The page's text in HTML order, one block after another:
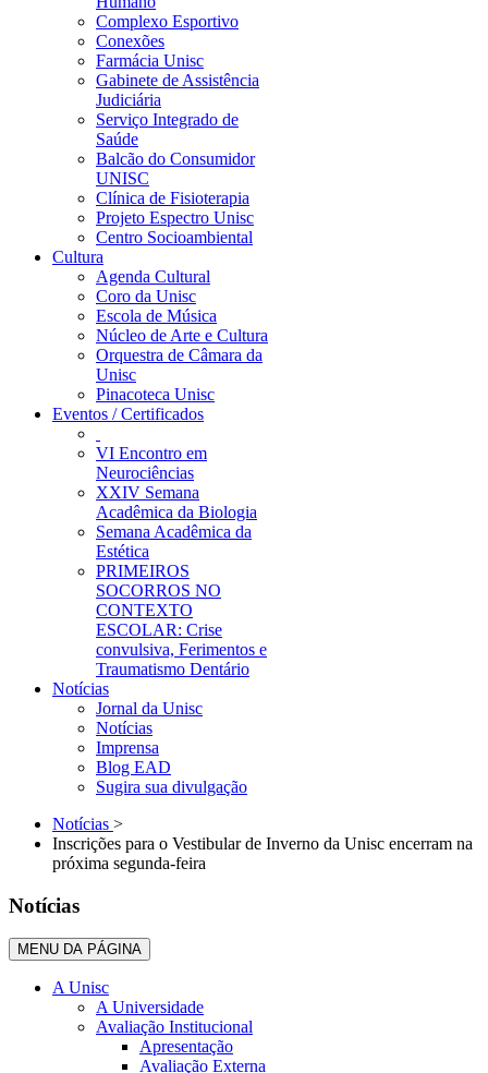
Complexo Esportivo
Conexões
Farmácia Unisc
Gabinete de Assistência
Judiciária
Serviço Integrado de
Saúde
Balcão do Consumidor
UNISC
Clínica de Fisioterapia
Projeto Espectro Unisc
Centro Socioambiental
Cultura
Agenda Cultural
Coro da Unisc
Escola de Música
Núcleo de Arte e Cultura
Orquestra de Câmara da
Unisc
Pinacoteca Unisc
Eventos / Certificados
VI Encontro em
Neurociências
XXIV Semana
Acadêmica da Biologia
Semana Acadêmica da
Estética
PRIMEIROS
SOCORROS NO
CONTEXTO
ESCOLAR: Crise
convulsiva, Ferimentos e
Traumatismo Dentário
Notícias
Jornal da Unisc
Notícias
Imprensa
Blog EAD
Sugira sua divulgação
Notícias >
Inscrições para o Vestibular de Inverno da Unisc encerram na
próxima segunda-feira
Notícias
MENU DA PÁGINA
A Unisc
A Universidade
Avaliação Institucional
Apresentação
Avaliação Externa